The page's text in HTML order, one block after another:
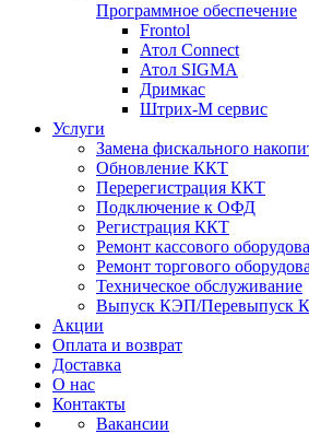
Программное обеспечение
Frontol
Атол Connect
Атол SIGMA
Дримкас
Штрих-М сервис
Услуги
Замена фискального
Обновление ККТ
Перерегистрация ККТ
Подключение к ОФД
Регистрация ККТ
Ремонт кассового
Ремонт торгового
Техническое обслуживание
Выпуск КЭП/Перевыпуск
Акции
Оплата и возврат
Доставка
О нас
Контакты
Вакансии